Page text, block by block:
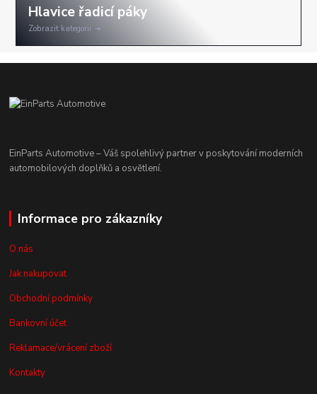
Zobrazit kategorii
EinParts Automotive – Váš spolehlivý partner v poskytování moderních
automobilových doplňků a osvětlení.
Informace pro zákazníky
O nás
Jak nakupovat
Obchodní podmínky
Bankovní účet
Reklamace/vrácení zboží
Kontakty